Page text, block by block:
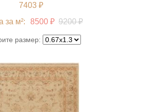
7403 ₽
за м²:
8500 ₽ 9200 ₽
размер: